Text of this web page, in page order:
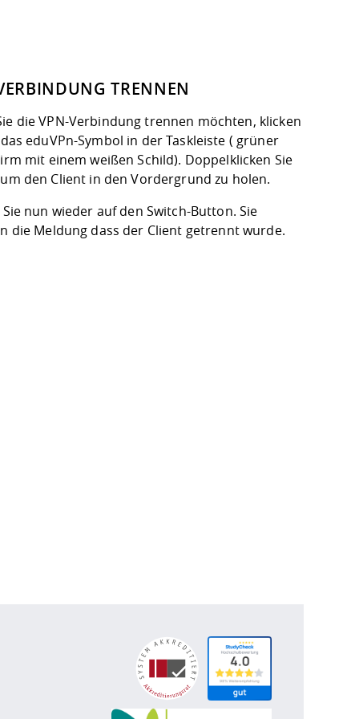
TRENNEN
die VPN-Verbindung trennen möchten, klicken
eduVPn-Symbol in der Taskleiste ( grüner
mit einem weißen Schild). Doppelklicken Sie
den Client in den Vordergrund zu holen.
nun wieder auf den Switch-Button. Sie
die Meldung dass der Client getrennt wurde.